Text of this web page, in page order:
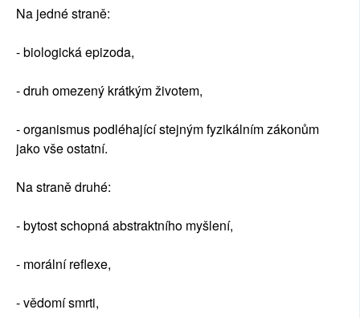
Na jedné straně:
- biologická epizoda,
- druh omezený krátkým životem,
- organismus podléhající stejným fyzikálním zákonům
jako vše ostatní.
Na straně druhé:
- bytost schopná abstraktního myšlení,
- morální reflexe,
- vědomí smrti,